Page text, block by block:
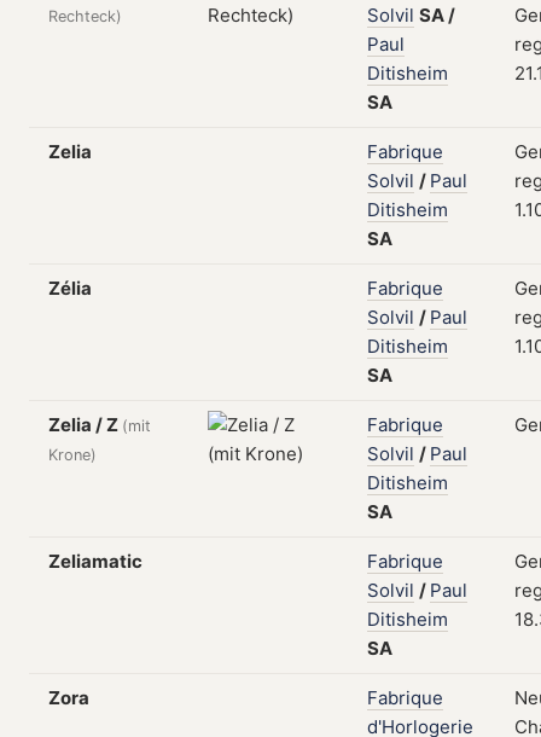
Rechteck)
Solvil SA/
Paul
Ditisheim
SA
Zelia
Fabrique
Solvil / Paul
Ditisheim
SA
Zélia
Fabrique
Solvil / Paul
Ditisheim
SA
Zelia / Z (mit
Krone)
Fabrique
Solvil / Paul
Ditisheim
SA
Zeliamatic
Fabrique
Solvil / Paul
Ditisheim
SA
Zora
Fabrique
d'Horlogerie